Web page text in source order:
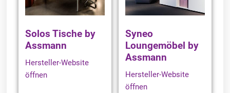
Solos Tische by
Assmann
Hersteller-Website
öffnen
Syneo
Loungemöbel by
Assmann
Hersteller-Website
öffnen